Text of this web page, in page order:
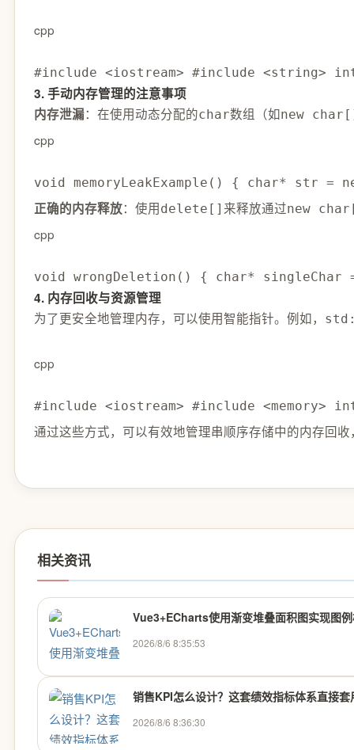
cpp
#include <iostream> #include <string> int
3. 手动内存管理的注意事项
内存泄漏：在使用动态分配的char数组（如new
cpp
void memoryLeakExample() { char* str =
正确的内存释放：使用delete[] 来释放通过new
cpp
void wrongDeletion() { char* singleChar
4. 内存回收与资源管理
为了更安全地管理内存，可以使用智能指针。例如，
cpp
#include <iostream> #include
通过这些方式，可以有效地管理串顺序存储中的内存回
相关资讯
Vue3+ECharts使用渐变堆叠面积图实现图
2026/8/6 8:35:53
销售KPI怎么设计？这套绩效指标体系直接套
2026/8/6 8:36:30